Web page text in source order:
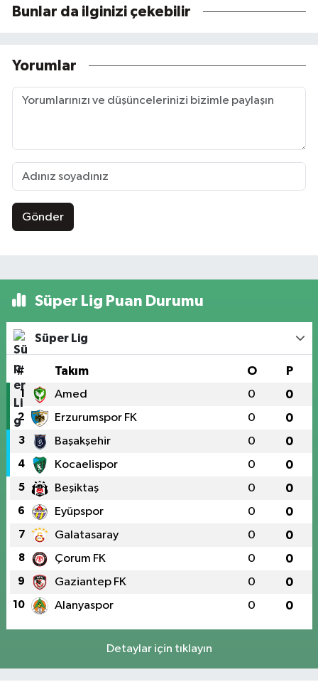
Bunlar da ilginizi çekebilir
Yorumlar
Gönder
Süper Lig Puan Durumu
Süper Lig
# Takım O P
1 Amed 0 0
2 Erzurumspor FK 0 0
3 Başakşehir 0 0
4 Kocaelispor 0 0
5 Beşiktaş 0 0
6 Eyüpspor 0 0
7 Galatasaray 0 0
8 Çorum FK 0 0
9 Gaziantep FK 0 0
10 Alanyaspor 0 0
Detaylar için tıklayın